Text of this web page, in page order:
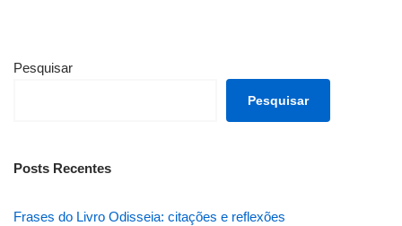
Pesquisar
Pesquisar
Posts Recentes
Frases do Livro Odisseia: citações e reflexões